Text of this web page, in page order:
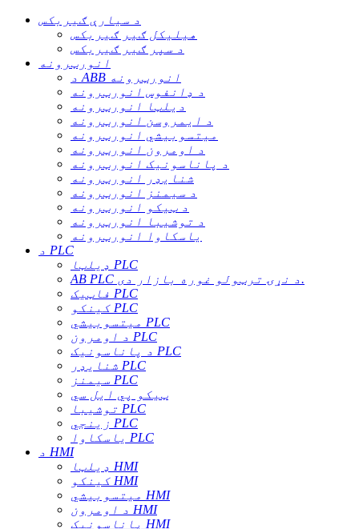
د سیارې ګیربکس
هیلیکل ګیر ګیربکس
د سپر ګیر ګیربکس
انورټرونه
د ABB انورټرونه
د ډانفوس انورټرونه
دیلټا انورټرونه
د ایمروسن انورټرونه
میتسوبیشي انورټرونه
د اومرون انورټرونه
د پاناسونیک انورټرونه
شنایډر انورټرونه
د سیمنز انورټرونه
د ټیکو انورټرونه
د توشیبا انورټرونه
یاسکاوا انورټرونه
د PLC
ډیلټا PLC
AB PLC د نړۍ ترټولو غوره بازار دی.
فاټیک PLC
کینکو PLC
میتسوبیشي PLC
د اومرون PLC
د پاناسونیک PLC
شنایډر PLC
سیمنز PLC
ټیکو پي ایل سي
توشیبا PLC
زینجي PLC
یاسکاوا PLC
د HMI
ډیلټا HMI
کینکو HMI
میتسوبیشي HMI
د اومرون HMI
پاناسونیک HMI